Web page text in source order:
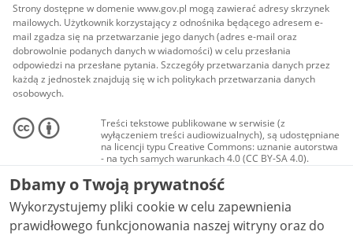
Strony dostępne w domenie www.gov.pl mogą zawierać adresy skrzynek
mailowych. Użytkownik korzystający z odnośnika będącego adresem e-
mail zgadza się na przetwarzanie jego danych (adres e-mail oraz
dobrowolnie podanych danych w wiadomości) w celu przesłania
odpowiedzi na przesłane pytania. Szczegóły przetwarzania danych przez
każdą z jednostek znajdują się w ich politykach przetwarzania danych
osobowych.
Treści tekstowe publikowane w serwisie (z
wyłączeniem treści audiowizualnych), są udostępniane
na licencji typu Creative Commons: uznanie autorstwa
- na tych samych warunkach 4.0 (CC BY-SA 4.0).
Materiały audiowizualne, w tym zdjęcia, materiały
audio i wideo, są udostępniane na licencji typu
Creative Commons: uznanie autorstwa użycie
niekomercyjne - bez utworów zależnych 4.0 (CC BY-
NC-ND 4.0), o ile nie jest to stwierdzone inaczej.
Dbamy o Twoją prywatność
Wykorzystujemy pliki cookie w celu zapewnienia
prawidłowego funkcjonowania naszej witryny oraz do